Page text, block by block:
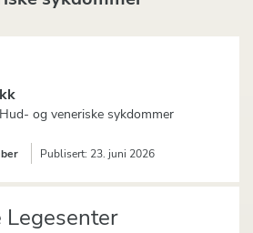
Hud- og veneriske sykdommer
Publisert: 23. juni 2026